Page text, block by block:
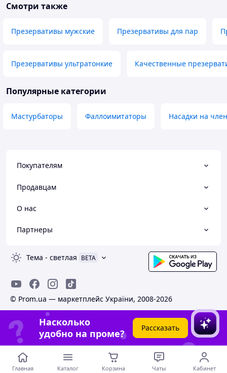
Смотри также
Презервативы мужские Презервативы для пар
Презервативы ультратонкие Качественные
Популярные категории
Мастурбаторы Фаллоимитаторы Насадки на
Покупателям
Продавцам
О нас
Партнеры
Тема - светлая BETA
© Prom.ua — маркетплейс України, 2008-2026
Насколько
удобно на проме?
Рассказать
Главная Каталог Корзина Чаты Кабинет